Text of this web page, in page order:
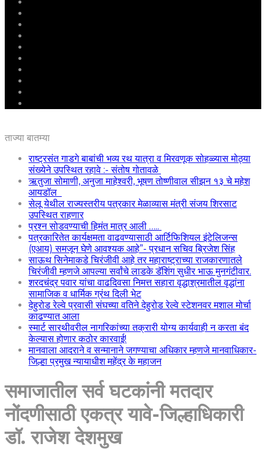
ताज्या बातम्या
राष्ट्रसंत गाडगे बाबांची भव्य रथ यात्रा व मिरवणूक सोहळ्यास मोठ्या
संख्येने उपस्थित रहावे :- संतोष गोतावळे
ऋतुजा सोमाणी, अनुजा माहेश्वरी, भूषण तोष्णीवाल सीझन १३ चे महेश
आयडॉल
सेलू येथील राज्यस्तरीय पत्रकार मेळाव्यास मंत्री संजय शिरसाट
उपस्थित राहणार
प्रश्न सोडवण्याची हिमंत मात्र आली …..
पत्रकारितेत कार्यक्षमता वाढवण्यासाठी आर्टिफिशियल इंटेलिजन्स
(एआय) समजून घेणे आवश्यक आहे”- प्रधान सचिव ब्रिजेश सिंह
साऊथ सिनेमाकडे चिरंजीवी आहे तर महाराष्ट्राच्या राजकारणातले
चिरंजीवी म्हणजे आपल्या सर्वांचे लाडके डॅशिंग सुधीर भाऊ मुनगंटीवार.
शरदचंद्र पवार यांचा वाढदिवसा निमत्त सहारा वृद्धाश्रमातील वृद्धांना
सामाजिक व धार्मिक ग्रंथ दिली भेट
देहुरोड रेल्वे प्रवासी संघच्या वतिने देहुरोड रेल्वे स्टेशनवर मशाल मोर्चा
काढण्यात आला
स्मार्ट सारथीवरील नागरिकांच्या तक्रारी योग्य कार्यवाही न करता बंद
केल्यास होणार कठोर कारवाई!
मानवाला आदराने व सन्मानाने जगण्याचा अधिकार म्हणजे मानवाधिकार-
जिल्हा प्रमुख न्यायाधीश महेंद्र के महाजन
समाजातील सर्व घटकांनी मतदार
नोंदणीसाठी एकत्र यावे-जिल्हाधिकारी
डॉ. राजेश देशमुख